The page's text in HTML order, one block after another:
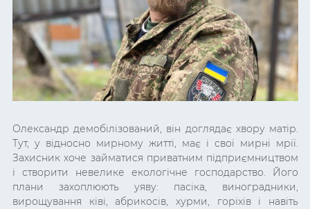
Олександр демобілізований, він доглядає хвору матір.
Тут, у відносно мирному житті, має і свої мирні мрії.
Захисник хоче займатися приватним підприємництвом
і створити невелике екологічне господарство. Його
плани захоплюють уяву: пасіка, виноградники,
вирощування ківі, абрикосів, хурми, горіхів і навіть